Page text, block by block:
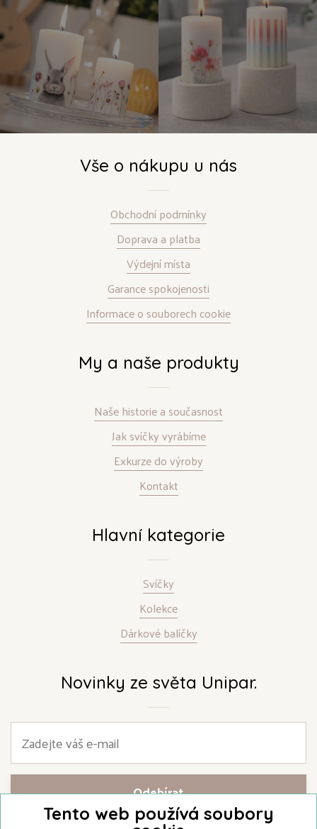
Vše o nákupu u nás
Obchodní podmínky
Doprava a platba
Výdejní místa
Garance spokojenosti
Informace o souborech cookie
My a naše produkty
Naše historie a současnost
Jak svíčky vyrábíme
Exkurze do výroby
Kontakt
Hlavní kategorie
Svíčky
Kolekce
Dárkové balíčky
Novinky ze světa Unipar.
Tento web používá soubory